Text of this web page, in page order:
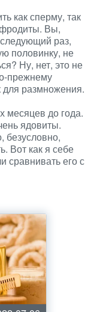
как сперму, так
Вы,
раз,
половинку, не
Ну, нет, это не
прежнему
для размножения.
месяцев до года.
ядовиты.
безусловно,
Вот как я себе
сравнивать его с